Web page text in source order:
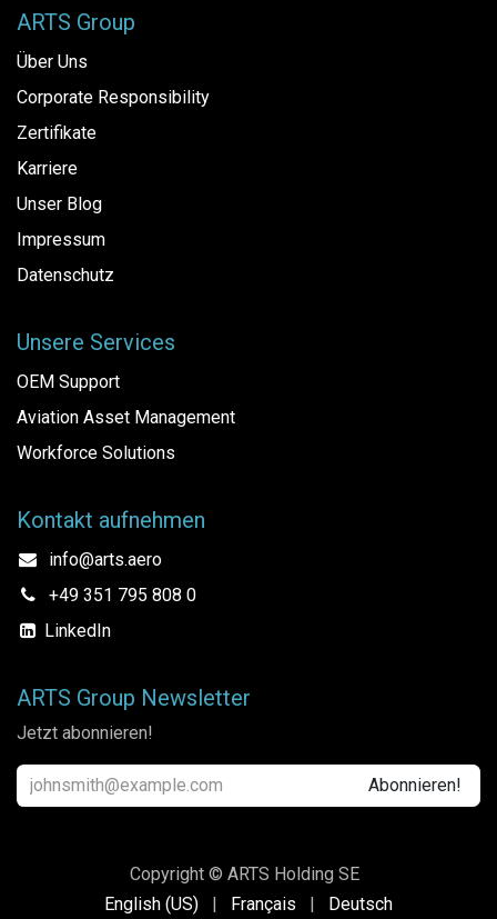
ARTS Group
Über Uns
Corporate Responsibility
Zertifikate
Karriere
Unser Blog
Impressum
Datenschutz
Unsere Services
OEM Support
Aviation Asset Management
Workforce Solutions
Kontakt aufnehmen
info@arts.aero
+49 351 795 808 0
LinkedIn
ARTS Group Newsletter
Jetzt abonnieren!
Abonnieren!
Copyright © ARTS Holding SE
English (US)
| Français | Deutsch